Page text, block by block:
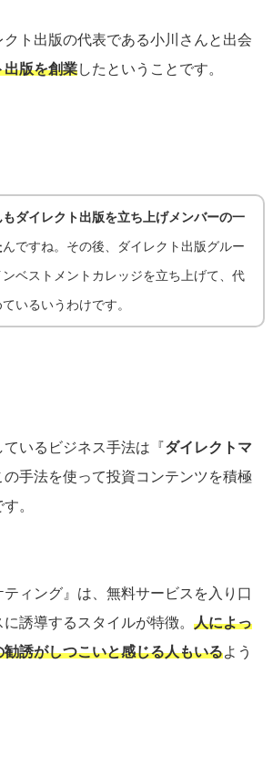
ト出版の代表である小川さんと出会
出版を創業したということです。
もダイレクト出版を立ち上げメンバーの一
んですね。その後、ダイレクト出版グルー
ンベストメントカレッジを立ち上げて、代
いるいうわけです。
いるビジネス手法は『ダイレクトマ
の手法を使って投資コンテンツを積極
。
ティング』は、無料サービスを入り口
誘導するスタイルが特徴。 人によっ
誘がしつこいと感じる人もいるよう